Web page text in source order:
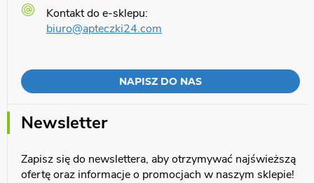
Kontakt do e-sklepu:
biuro@apteczki24.com
NAPISZ DO NAS
Newsletter
Zapisz się do newslettera, aby otrzymywać najświeższą
ofertę oraz informacje o promocjach w naszym sklepie!